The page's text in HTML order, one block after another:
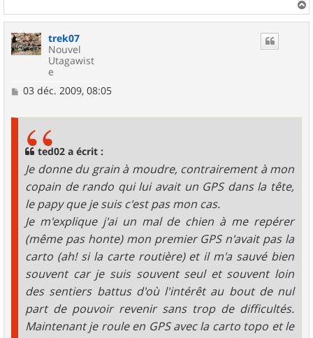
a
trek07
Nouvel
Utagawist
e
M
03 déc. 2009, 08:05
ted02 a écrit :
Je donne du grain à moudre, contrairement à mon
copain de rando qui lui avait un GPS dans la tête,
le papy que je suis c'est pas mon cas.
Je m'explique j'ai un mal de chien à me repérer
(même pas honte) mon premier GPS n'avait pas la
carto (ah! si la carte routière) et il m'a sauvé bien
souvent car je suis souvent seul et souvent loin
des sentiers battus d'où l'intérêt au bout de nul
part de pouvoir revenir sans trop de difficultés.
Maintenant je roule en GPS avec la carto topo et le